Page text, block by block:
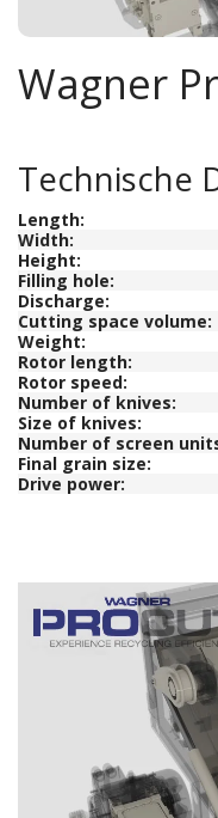
Wagner
Technische
Length:
Width:
Height:
Filling hole:
Discharge:
Cutting space volume:
Weight:
Rotor length:
Rotor speed:
Number of knives:
Size of knives:
Number of screen
Final grain size:
Drive power: